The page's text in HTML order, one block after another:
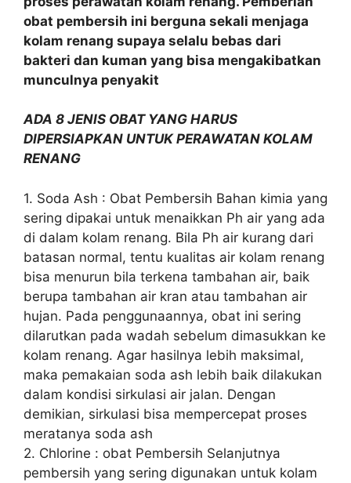
obat pembersih ini berguna sekali menjaga
kolam renang supaya selalu bebas dari
bakteri dan kuman yang bisa mengakibatkan
munculnya penyakit
ADA 8 JENIS OBAT YANG HARUS
DIPERSIAPKAN UNTUK PERAWATAN KOLAM
RENANG
1. Soda Ash : Obat Pembersih Bahan kimia yang
sering dipakai untuk menaikkan Ph air yang ada
di dalam kolam renang. Bila Ph air kurang dari
batasan normal, tentu kualitas air kolam renang
bisa menurun bila terkena tambahan air, baik
berupa tambahan air kran atau tambahan air
hujan. Pada penggunaannya, obat ini sering
dilarutkan pada wadah sebelum dimasukkan ke
kolam renang. Agar hasilnya lebih maksimal,
maka pemakaian soda ash lebih baik dilakukan
dalam kondisi sirkulasi air jalan. Dengan
demikian, sirkulasi bisa mempercepat proses
meratanya soda ash
2. Chlorine : obat Pembersih Selanjutnya
pembersih yang sering digunakan untuk kolam